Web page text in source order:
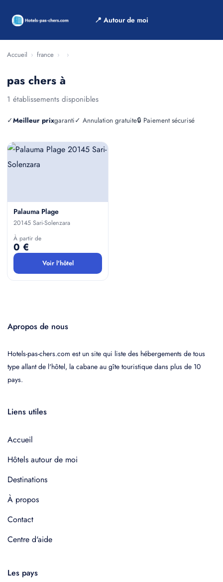
📍 Autour de moi
Accueil › france › ›
pas chers à
1 établissements disponibles
✓Meilleur prixgaranti✓ Annulation gratuite🔒 Paiement sécurisé
Palauma Plage
20145 Sari-Solenzara
À partir de
0 €
Voir l'hôtel
Apropos de nous
Hotels-pas-chers.com est un site qui liste des hébergements de tous
type allant de l'hôtel, la cabane au gîte touristique dans plus de 10
pays.
Liens utiles
Accueil
Hôtels autour de moi
Destinations
À propos
Contact
Centre d'aide
Les pays